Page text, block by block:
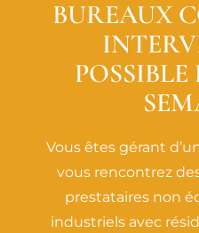
BUREAUX
POSSIBLE
Vous êtes gérant
vous rencontrez
prestataires non
industriels avec